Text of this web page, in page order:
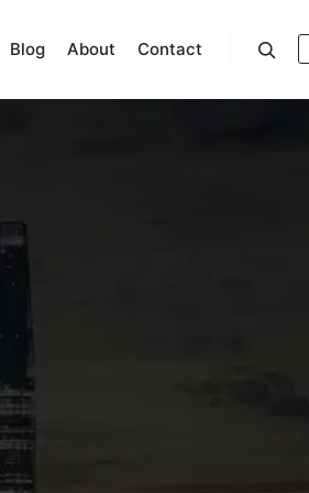
Blog About Contact